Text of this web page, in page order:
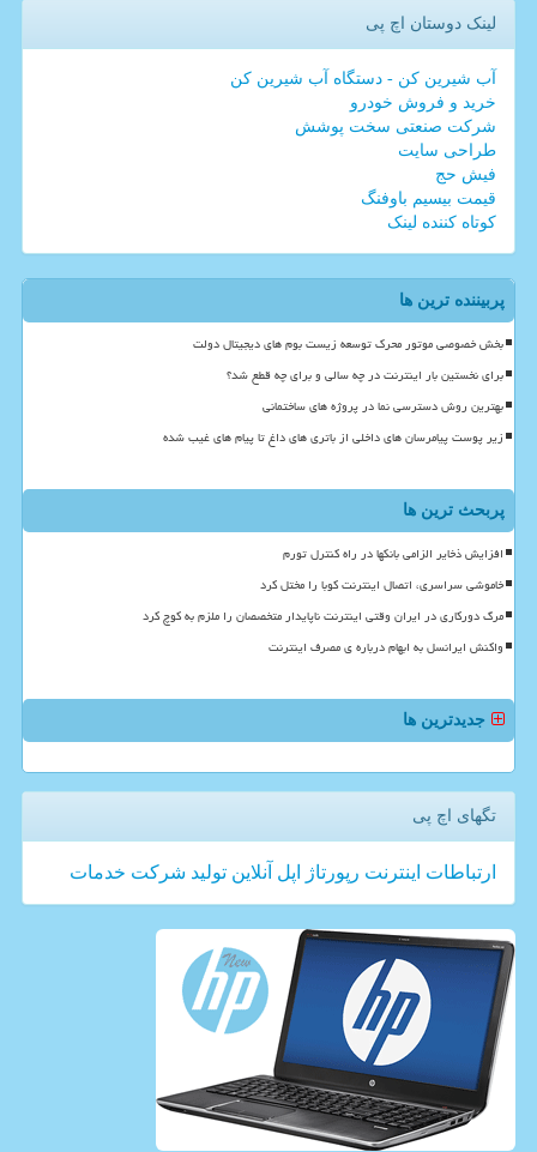
لینک دوستان اچ پی
آب شیرین کن - دستگاه آب شیرین کن
خرید و فروش خودرو
شرکت صنعتی سخت پوشش
طراحی سایت
فیش حج
قیمت بیسیم باوفنگ
کوتاه کننده لینک
پربیننده ترین ها
بخش خصوصی موتور محرک توسعه زیست بوم های دیجیتال دولت
برای نخستین بار اینترنت در چه سالی و برای چه قطع شد؟
بهترین روش دسترسی نما در پروژه های ساختمانی
زیر پوست پیامرسان های داخلی از باتری های داغ تا پیام های غیب شده
پربحث ترین ها
افزایش ذخایر الزامی بانکها در راه کنترل تورم
خاموشی سراسری، اتصال اینترنت کوبا را مختل کرد
مرگ دورکاری در ایران وقتی اینترنت ناپایدار متخصصان را ملزم به کوچ کرد
واکنش ایرانسل به ابهام درباره ی مصرف اینترنت
جدیدترین ها
تگهای اچ پی
ارتباطات اینترنت رپورتاژ اپل آنلاین تولید شركت خدمات